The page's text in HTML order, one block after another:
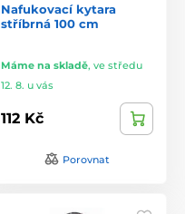
Nafukovací kytara
stříbrná 100 cm
Máme na skladě, ve středu
12. 8. u vás
112 Kč
Porovnat